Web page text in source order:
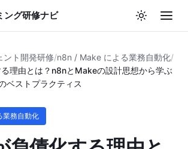
ング研修ナビ
ント開発研修/n8n / Make による業務自動化/
理由とは？n8nとMakeの設計思想から学ぶ
ベストプラクティス
務自動化